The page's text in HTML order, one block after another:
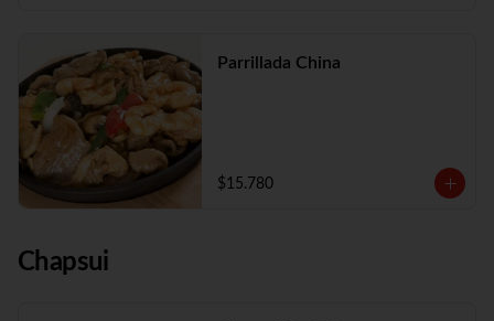
Parrillada China
$15.780
Chapsui